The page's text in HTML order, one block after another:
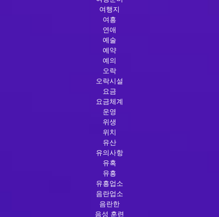
여행지
여흥
연애
예술
예약
예의
오락
오락시설
요금
요금체계
운영
위생
위치
유산
유의사항
유혹
유흥
유흥업소
음란업소
음란한
음성 훈련